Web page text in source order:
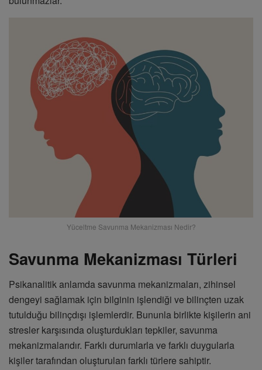
Yüceltme Savunma Mekanizması Nedir?
Savunma Mekanizması Türleri
Psikanalitik anlamda savunma mekanizmaları, zihinsel
dengeyi sağlamak için bilginin işlendiği ve bilinçten uzak
tutulduğu bilinçdışı işlemlerdir. Bununla birlikte kişilerin ani
stresler karşısında oluşturdukları tepkiler, savunma
mekanizmalarıdır. Farklı durumlarla ve farklı duygularla
kişiler tarafından oluşturulan farklı türlere sahiptir.